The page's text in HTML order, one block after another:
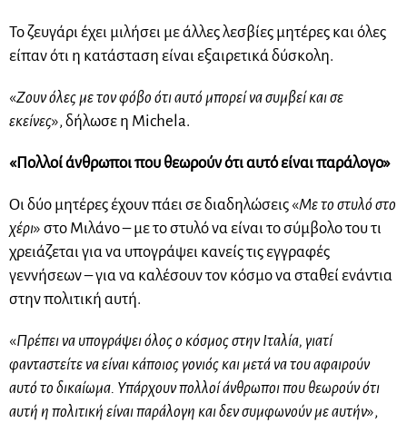
Το ζευγάρι έχει μιλήσει με άλλες λεσβίες μητέρες και όλες
είπαν ότι η κατάσταση είναι εξαιρετικά δύσκολη.
«Ζουν όλες με τον φόβο ότι αυτό μπορεί να συμβεί και σε
εκείνες», δήλωσε η Michela.
«Πολλοί άνθρωποι που θεωρούν ότι αυτό είναι παράλογο»
Οι δύο μητέρες έχουν πάει σε διαδηλώσεις «Με το στυλό στο
χέρι» στο Μιλάνο – με το στυλό να είναι το σύμβολο του τι
χρειάζεται για να υπογράψει κανείς τις εγγραφές
γεννήσεων – για να καλέσουν τον κόσμο να σταθεί ενάντια
στην πολιτική αυτή.
«Πρέπει να υπογράψει όλος ο κόσμος στην Ιταλία, γιατί
φανταστείτε να είναι κάποιος γονιός και μετά να του αφαιρούν
αυτό το δικαίωμα. Υπάρχουν πολλοί άνθρωποι που θεωρούν ότι
αυτή η πολιτική είναι παράλογη και δεν συμφωνούν με αυτήν»,